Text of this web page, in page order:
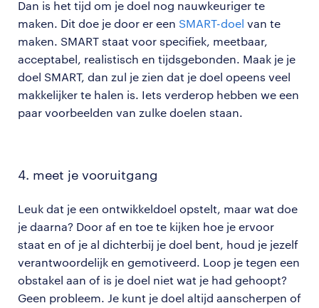
Dan is het tijd om je doel nog nauwkeuriger te
maken. Dit doe je door er een SMART-doel van te
maken. SMART staat voor specifiek, meetbaar,
acceptabel, realistisch en tijdsgebonden. Maak je je
doel SMART, dan zul je zien dat je doel opeens veel
makkelijker te halen is. Iets verderop hebben we een
paar voorbeelden van zulke doelen staan.
4. meet je vooruitgang
Leuk dat je een ontwikkeldoel opstelt, maar wat doe
je daarna? Door af en toe te kijken hoe je ervoor
staat en of je al dichterbij je doel bent, houd je jezelf
verantwoordelijk en gemotiveerd. Loop je tegen een
obstakel aan of is je doel niet wat je had gehoopt?
Geen probleem. Je kunt je doel altijd aanscherpen of